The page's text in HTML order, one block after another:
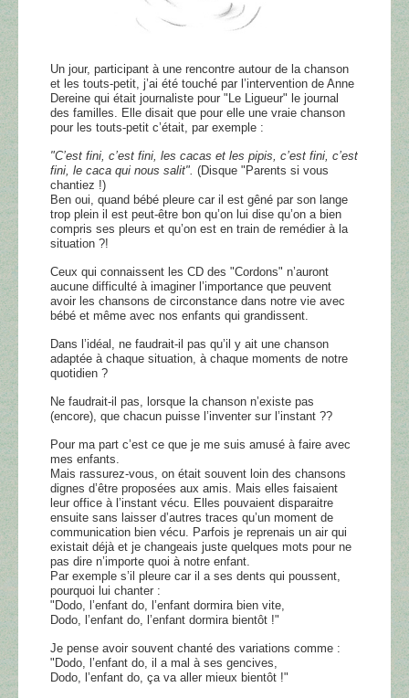
Un jour, participant à une rencontre autour de la chanson
et les touts-petit, j’ai été touché par l’intervention de Anne
Dereine qui était journaliste pour "Le Ligueur" le journal
des familles. Elle disait que pour elle une vraie chanson
pour les touts-petit c’était, par exemple :
"C’est fini, c’est fini, les cacas et les pipis, c’est fini, c’est
fini, le caca qui nous salit". (Disque "Parents si vous
chantiez !)
Ben oui, quand bébé pleure car il est gêné par son lange
trop plein il est peut-être bon qu’on lui dise qu’on a bien
compris ses pleurs et qu’on est en train de remédier à la
situation ?!
Ceux qui connaissent les CD des "Cordons" n’auront
aucune difficulté à imaginer l’importance que peuvent
avoir les chansons de circonstance dans notre vie avec
bébé et même avec nos enfants qui grandissent.
Dans l’idéal, ne faudrait-il pas qu’il y ait une chanson
adaptée à chaque situation, à chaque moments de notre
quotidien ?
Ne faudrait-il pas, lorsque la chanson n’existe pas
(encore), que chacun puisse l’inventer sur l’instant ??
Pour ma part c’est ce que je me suis amusé à faire avec
mes enfants.
Mais rassurez-vous, on était souvent loin des chansons
dignes d’être proposées aux amis. Mais elles faisaient
leur office à l’instant vécu. Elles pouvaient disparaitre
ensuite sans laisser d’autres traces qu’un moment de
communication bien vécu. Parfois je reprenais un air qui
existait déjà et je changeais juste quelques mots pour ne
pas dire n’importe quoi à notre enfant.
Par exemple s’il pleure car il a ses dents qui poussent,
pourquoi lui chanter :
"Dodo, l’enfant do, l’enfant dormira bien vite,
Dodo, l’enfant do, l’enfant dormira bientôt !"
Je pense avoir souvent chanté des variations comme :
"Dodo, l’enfant do, il a mal à ses gencives,
Dodo, l’enfant do, ça va aller mieux bientôt !"